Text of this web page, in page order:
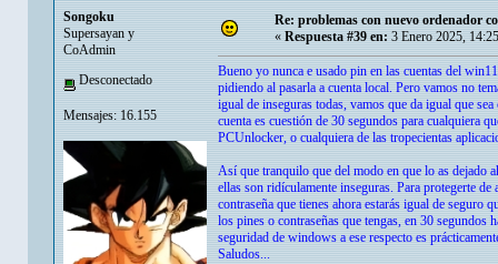
Songoku
Supersayan y
CoAdmin
Desconectado
Mensajes: 16.155
Re: problemas con nuevo ordenador
« Respuesta #39 en: 3 Enero 2025,
Bueno yo nunca e usado pin en las cuentas del
pidiendo al pasarla a cuenta local. Pero vamos no
igual de inseguras todas, vamos que da igual que
cuenta es cuestión de 30 segundos para cualquiera
PCUnlocker, o cualquiera de las tropecientas
Así que tranquilo que del modo en que lo as dejado
ellas son ridículamente inseguras. Para protegerte
contraseña que tienes ahora estarás igual de seguro
los pines o contraseñas que tengas, en 30 segundos
seguridad de windows a ese respecto es
Saludos...